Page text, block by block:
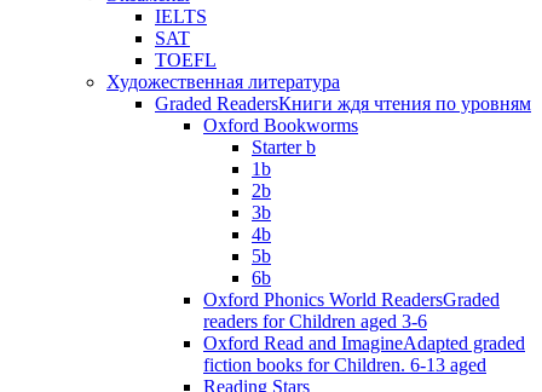
IELTS
SAT
TOEFL
Художественная литература
Graded ReadersКниги ждя чтения по уровням
Oxford Bookworms
Starter b
1b
2b
3b
4b
5b
6b
Oxford Phonics World ReadersGraded
readers for Children aged 3-6
Oxford Read and ImagineAdapted graded
fiction books for Children. 6-13 aged
Reading Stars